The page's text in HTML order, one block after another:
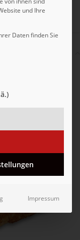
und Ihre
Daten finden Sie
für die eine
Impressum